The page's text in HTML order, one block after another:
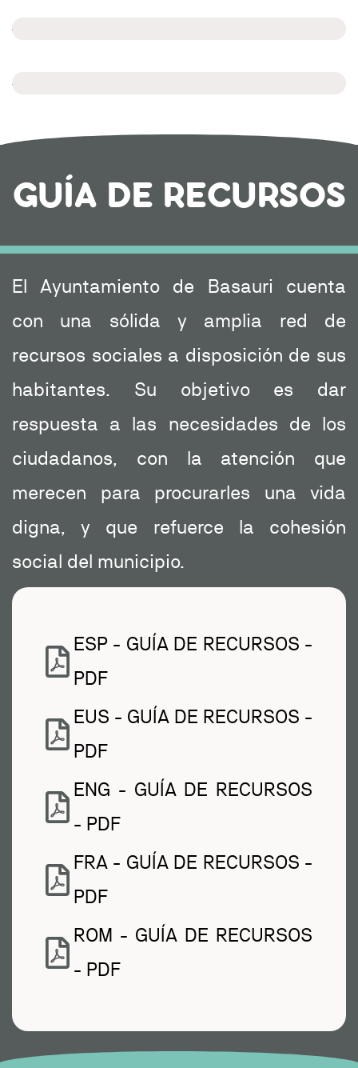
GUÍA DE RECURSOS
El Ayuntamiento de Basauri cuenta
con una sólida y amplia red de
recursos sociales a disposición de sus
habitantes. Su objetivo es dar
respuesta a las necesidades de los
ciudadanos, con la atención que
merecen para procurarles una vida
digna, y que refuerce la cohesión
social del municipio.
ESP - GUÍA DE RECURSOS -
PDF
EUS - GUÍA DE RECURSOS -
PDF
ENG - GUÍA DE RECURSOS
- PDF
FRA - GUÍA DE RECURSOS -
PDF
ROM - GUÍA DE RECURSOS
- PDF